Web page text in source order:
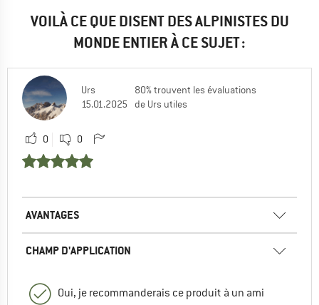
VOILÀ CE QUE DISENT DES ALPINISTES DU
MONDE ENTIER À CE SUJET :
Urs
15.01.2025
80% trouvent les évaluations
de Urs utiles
0 0
AVANTAGES
CHAMP D'APPLICATION
Oui, je recommanderais ce produit à un ami